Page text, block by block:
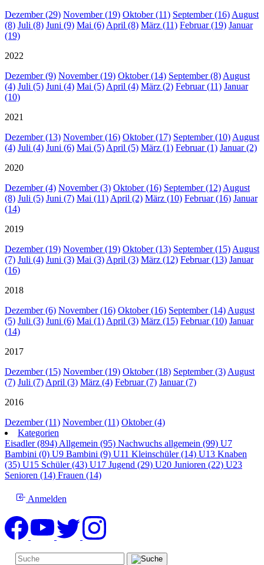
Dezember (29) November (19) Oktober (11) September (16) August
(8) Juli (8) Juni (9) Mai (6) April (8) März (11) Februar (19) Januar
(19)
2022
Dezember (9) November (19) Oktober (14) September (8) August
(4) Juli (5) Juni (4) Mai (5) April (4) März (2) Februar (11) Januar
(10)
2021
Dezember (13) November (16) Oktober (17) September (10) August
(4) Juli (4) Juni (6) Mai (5) April (5) März (1) Februar (1) Januar (2)
2020
Dezember (4) November (3) Oktober (16) September (12) August
(8) Juli (5) Juni (7) Mai (11) April (2) März (10) Februar (16) Januar
(14)
2019
Dezember (19) November (19) Oktober (13) September (15) August
(7) Juli (4) Juni (3) Mai (3) April (3) März (12) Februar (13) Januar
(16)
2018
Dezember (6) November (16) Oktober (16) September (14) August
(5) Juli (3) Juni (6) Mai (1) April (3) März (15) Februar (10) Januar
(14)
2017
Dezember (15) November (19) Oktober (18) September (3) August
(7) Juli (7) April (3) März (4) Februar (7) Januar (7)
2016
Dezember (11) November (11) Oktober (4)
Kategorien
Eisadler (894) Allgemein (95) Nachwuchs allgemein (99) U7
Bambini (0) U9 Bambini (9) U11 Kleinschüler (14) U13 Knaben
(35) U15 Schüler (43) U17 Jugend (29) U20 Junioren (22) U23
Senioren (14) Frauen (14)
Anmelden